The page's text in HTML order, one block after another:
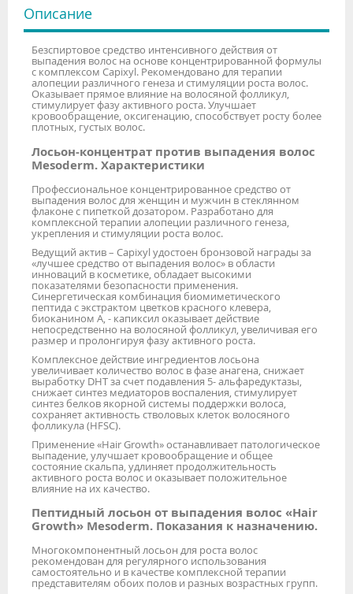
Описание
Безспиртовое средство интенсивного действия от
выпадения волос на основе концентрированной формулы
с комплексом Capixyl. Рекомендовано для терапии
алопеции различного генеза и стимуляции роста волос.
Оказывает прямое влияние на волосяной фолликул,
стимулирует фазу активного роста. Улучшает
кровообращение, оксигенацию, способствует росту более
плотных, густых волос.
Лосьон-концентрат против выпадения волос
Mesoderm. Характеристики
Профессиональное концентрированное средство от
выпадения волос для женщин и мужчин в стеклянном
флаконе с пипеткой дозатором. Разработано для
комплексной терапии алопеции различного генеза,
укрепления и стимуляции роста волос.
Ведущий актив – Capixyl удостоен бронзовой награды за
«лучшее средство от выпадения волос» в области
инноваций в косметике, обладает высокими
показателями безопасности применения.
Синергетическая комбинация биомиметического
пептида с экстрактом цветков красного клевера,
биоканином А, - капиксил оказывает действие
непосредственно на волосяной фолликул, увеличивая его
размер и пролонгируя фазу активного роста.
Комплексное действие ингредиентов лосьона
увеличивает количество волос в фазе анагена, снижает
выработку DHT за счет подавления 5- альфаредуктазы,
снижает синтез медиаторов воспаления, стимулирует
синтез белков якорной системы поддержки волоса,
сохраняет активность стволовых клеток волосяного
фолликула (HFSC).
Применение «Hair Growth» останавливает патологическое
выпадение, улучшает кровообращение и общее
состояние скальпа, удлиняет продолжительность
активного роста волос и оказывает положительное
влияние на их качество.
Пептидный лосьон от выпадения волос «Hair
Growth» Mesoderm. Показания к назначению.
Многокомпонентный лосьон для роста волос
рекомендован для регулярного использования
самостоятельно и в качестве комплексной терапии
представителям обоих полов и разных возрастных групп.